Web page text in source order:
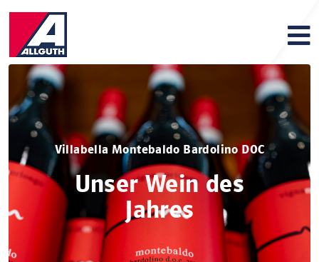
Villabella Montebaldo Bardolino DOC
Unser Wein des
Jahres